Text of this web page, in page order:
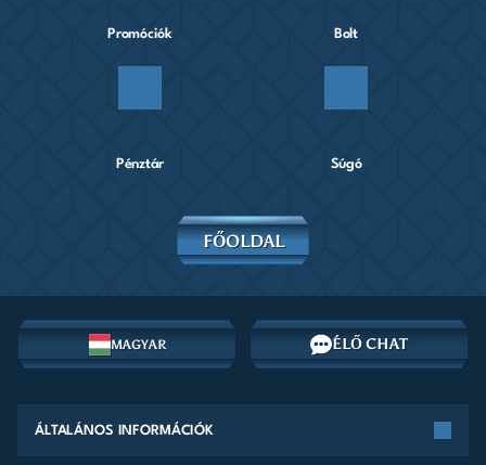
Promóciók Bolt
Pénztár Súgó
FŐOLDAL
MAGYAR ÉLŐ CHAT
ÁLTALÁNOS INFORMÁCIÓK